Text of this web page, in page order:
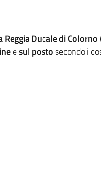
Ducale di Colorno
esul postosecondo i